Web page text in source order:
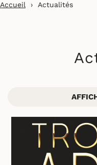
Accueil › Actualités